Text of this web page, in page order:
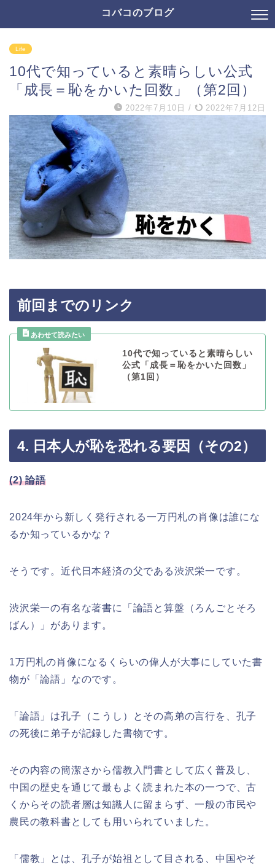
コバコのブログ
Life
10代で知っていると素晴らしい公式
「成長＝恥をかいた回数」（第2回）
2022年7月10日 / 2022年7月12日
前回までのリンク
10代で知っていると素晴らしい
公式「成長＝恥をかいた回数」
（第1回）
4. 日本人が恥を恐れる要因（その2）
(2) 論語
2024年から新しく発行される一万円札の肖像は誰にな
るか知っているかな？
そうです。近代日本経済の父である渋沢栄一です。
渋沢栄一の有名な著書に「論語と算盤（ろんごとそろ
ばん）」があります。
1万円札の肖像になるくらいの偉人が大事にしていた書
物が「論語」なのです。
「論語」は孔子（こうし）とその高弟の言行を、孔子
の死後に弟子が記録した書物です。
その内容の簡潔さから儒教入門書として広く普及し、
中国の歴史を通じて最もよく読まれた本の一つで、古
くからその読者層は知識人に留まらず、一般の市民や
農民の教科書としても用いられていました。
「儒教」とは、孔子が始祖として目される、中国やそ